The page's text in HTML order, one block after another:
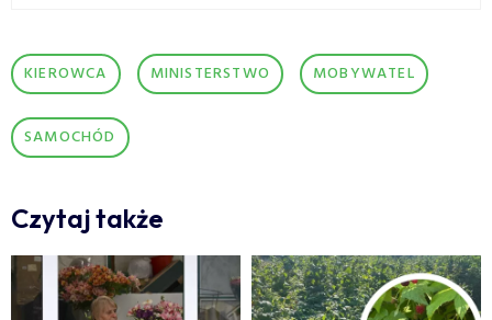
KIEROWCA MINISTERSTWO MOBYWATEL
SAMOCHÓD
Czytaj także